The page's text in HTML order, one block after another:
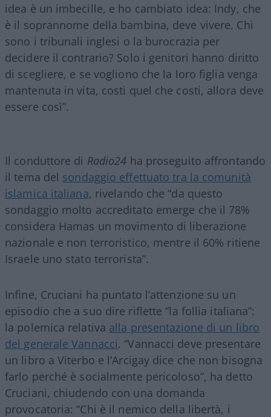
idea è un imbecille, e ho cambiato idea: Indy, che
è il soprannome della bambina, deve vivere. Chi
sono i tribunali inglesi o la burocrazia per
decidere il contrario? Solo i genitori hanno diritto
di scegliere, e se vogliono che la loro figlia venga
mantenuta in vita, costi quel che costi, allora deve
essere così”.
Il conduttore di Radio24 ha proseguito affrontando
il tema del sondaggio effettuato tra la comunità
islamica italiana, rivelando che “da questo
sondaggio molto accreditato emerge che il 78%
considera Hamas un movimento di liberazione
nazionale e non terroristico, mentre il 60% ritiene
Israele uno stato terrorista”.
Infine, Cruciani ha puntato l’attenzione su un
episodio che a suo dire riflette “la follia italiana”:
la polemica relativa alla presentazione di un libro
del generale Vannacci. “Vannacci deve presentare
un libro a Viterbo e l’Arcigay dice che non bisogna
farlo perché è socialmente pericoloso”, ha detto
Cruciani, chiudendo con una domanda
provocatoria: “Chi è il nemico della libertà, i